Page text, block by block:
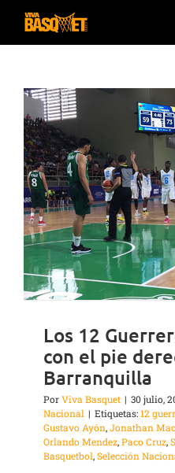
Saltar
Los 12
con el pie
Barranquilla
PorViva Basquet | 30 julio,
Nacional | Etiquetas:12
Gustavo Ayón,Jonathan
Orlando Mendez,Paco Cruz,
Basquetbol,Selección